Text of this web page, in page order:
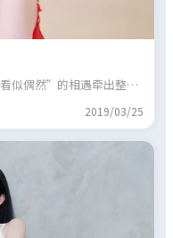
似偶然”的相遇牵出整盘
2019/03/25